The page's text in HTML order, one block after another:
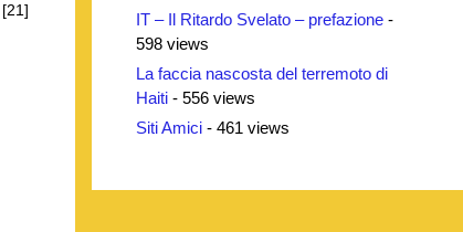
IT – Il Ritardo Svelato – prefazione -
598 views
La faccia nascosta del terremoto di
Haiti - 556 views
Siti Amici - 461 views